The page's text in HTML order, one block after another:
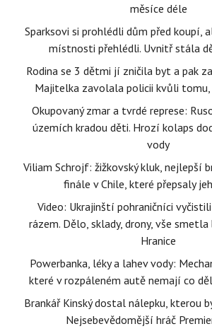
měsíce déle
Sparksovi si prohlédli dům před koupí,
místnosti přehlédli. Uvnitř stála
Rodina se 3 dětmi jí zničila byt a pak
Majitelka zavolala policii kvůli
Okupovaný zmar a tvrdé represe:
územích kradou děti. Hrozí kolaps
vody
Viliam Schrojf: žižkovský kluk, nejlepší
finále v Chile, které přepsaly
Video: Ukrajinští pohraničníci
rázem. Dělo, sklady, drony, vše
Hranice
Powerbanka, léky a lahev vody:
které v rozpáleném autě nemají co
Brankář Kinský dostal nálepku, kterou
Nejsebevědomější hráč